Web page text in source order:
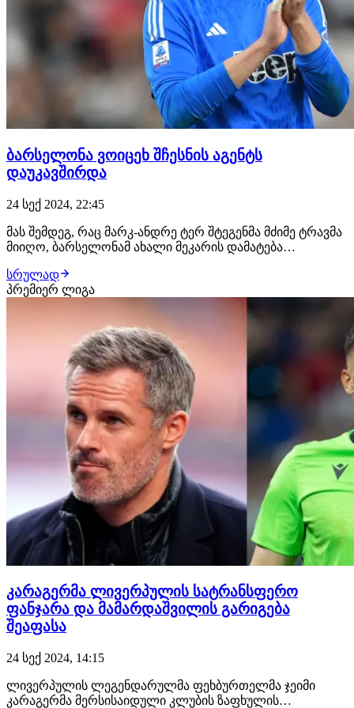
ბარსელონა ვოიცეხ შჩესნის აგენტს
დაუკავშირდა
24 სექ 2024, 22:45
მას შემდეგ, რაც მარკ-ანდრე ტერ შტეგენმა მძიმე ტრავმა
მიიღო, ბარსელონამ ახალი მეკარის დამატება
დახურულია, განიხილება თავისუფალი აგენტის დამატება
და როგორც ირკვევა სიაში ორი ფეხბურთელია:
კეილორ ნავასი და ვოიცეხ შჩესნი. კოსტარიკელმა
სრულად
პრემიერ ლიგა
კარაგერმა ლივერპულის სატრანსფერო
ფანჯარა და მამარდაშვილის გარიგება
შეაფასა
24 სექ 2024, 14:15
ლივერპულის ლეგენდარულმა ფეხბურთელმა ჯეიმი
კარაგერმა მერსისაიდული კლუბის ზაფხულის